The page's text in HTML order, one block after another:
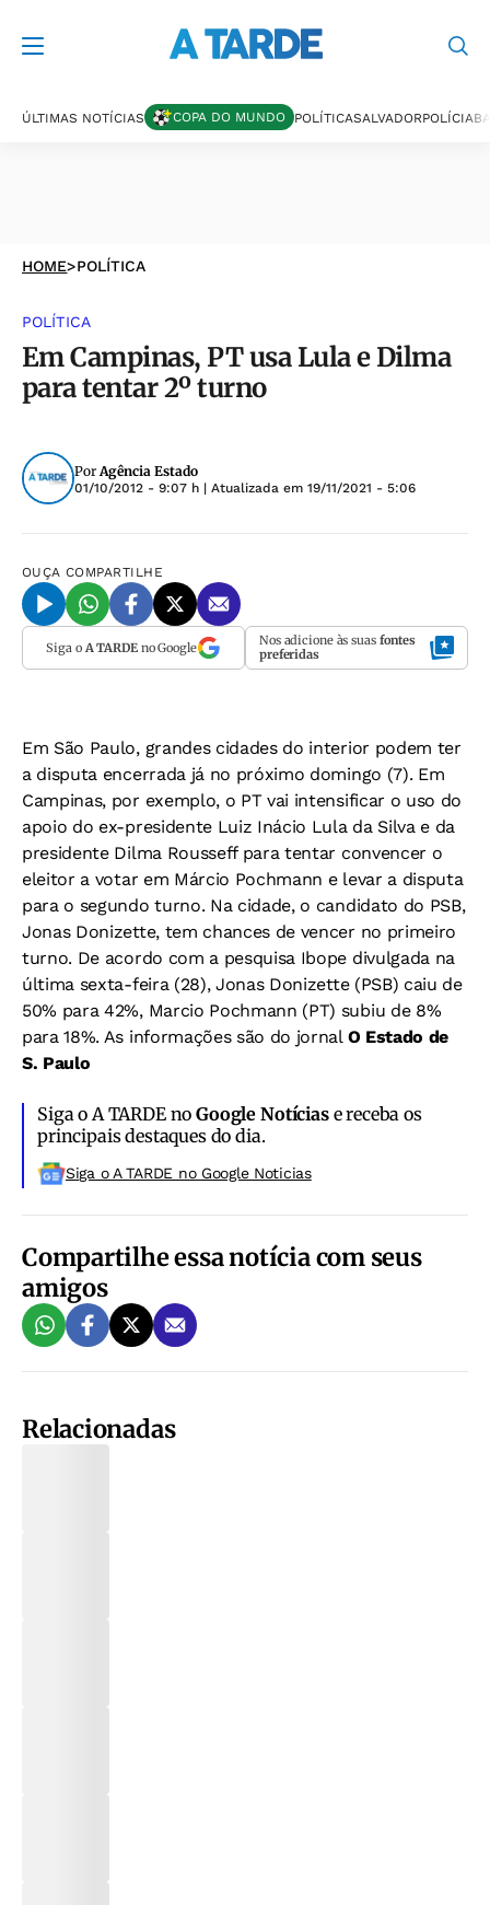
ÚLTIMAS NOTÍCIAS COPA DO MUNDO POLÍTICASALVADORPOLÍCIA
HOME>POLÍTICA
POLÍTICA
Em Campinas, PT usa Lula e Dilma
para tentar 2º turno
PorAgência Estado
01/10/2012 - 9:07 h | Atualizada em 19/11/2021 - 5:06
OUÇA COMPARTILHE
Siga o A TARDEno Google Nos adicione às suas fontes
preferidas
Em São Paulo, grandes cidades do interior podem ter
a disputa encerrada já no próximo domingo (7). Em
Campinas, por exemplo, o PT vai intensificar o uso do
apoio do ex-presidente Luiz Inácio Lula da Silva e da
presidente Dilma Rousseff para tentar convencer o
eleitor a votar em Márcio Pochmann e levar a disputa
para o segundo turno. Na cidade, o candidato do PSB,
Jonas Donizette, tem chances de vencer no primeiro
turno. De acordo com a pesquisa Ibope divulgada na
última sexta-feira (28), Jonas Donizette (PSB) caiu de
50% para 42%, Marcio Pochmann (PT) subiu de 8%
para 18%. As informações são do jornal O Estado de
S. Paulo
Siga o A TARDE noGoogle Notíciase receba os
principais destaques do dia.
Siga o A TARDE no Google Noticias
Compartilhe essa notícia com seus
amigos
Relacionadas